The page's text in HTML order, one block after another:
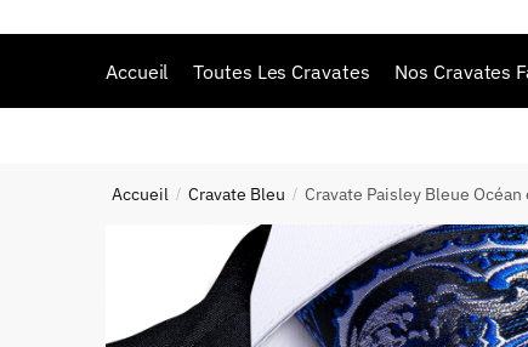
Accueil Toutes Les Cravates Nos Cravates
Accueil / Cravate Bleu / Cravate Paisley Bleue